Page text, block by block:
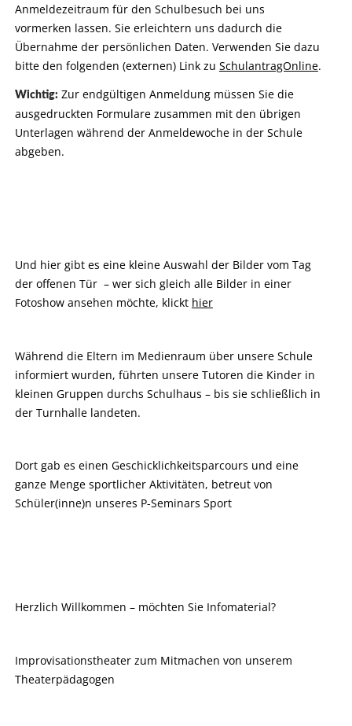
Anmeldezeitraum für den Schulbesuch bei uns
vormerken lassen. Sie erleichtern uns dadurch die
Übernahme der persönlichen Daten. Verwenden Sie dazu
bitte den folgenden (externen) Link zu SchulantragOnline.
Wichtig: Zur endgültigen Anmeldung müssen Sie die
ausgedruckten Formulare zusammen mit den übrigen
Unterlagen während der Anmeldewoche in der Schule
abgeben.
Und hier gibt es eine kleine Auswahl der Bilder vom Tag
der offenen Tür – wer sich gleich alle Bilder in einer
Fotoshow ansehen möchte, klickt hier
Während die Eltern im Medienraum über unsere Schule
informiert wurden, führten unsere Tutoren die Kinder in
kleinen Gruppen durchs Schulhaus – bis sie schließlich in
der Turnhalle landeten.
Dort gab es einen Geschicklichkeitsparcours und eine
ganze Menge sportlicher Aktivitäten, betreut von
Schüler(inne)n unseres P-Seminars Sport
Herzlich Willkommen – möchten Sie Infomaterial?
Improvisationstheater zum Mitmachen von unserem
Theaterpädagogen